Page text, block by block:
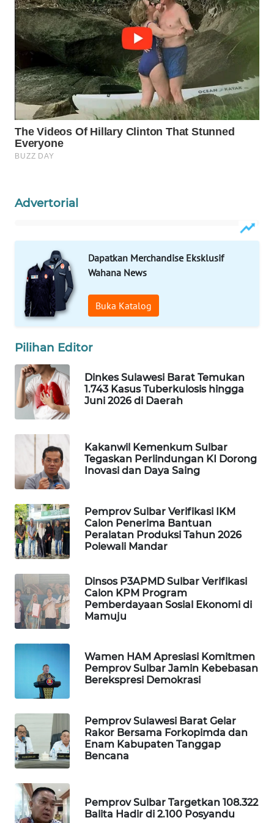
Advertorial
Dapatkan Merchandise Eksklusif
Wahana News
Buka Katalog
Pilihan Editor
Dinkes Sulawesi Barat Temukan
1.743 Kasus Tuberkulosis hingga
Juni 2026 di Daerah
Kakanwil Kemenkum Sulbar
Tegaskan Perlindungan KI Dorong
Inovasi dan Daya Saing
Pemprov Sulbar Verifikasi IKM
Calon Penerima Bantuan
Peralatan Produksi Tahun 2026
Polewali Mandar
Dinsos P3APMD Sulbar Verifikasi
Calon KPM Program
Pemberdayaan Sosial Ekonomi di
Mamuju
Wamen HAM Apresiasi Komitmen
Pemprov Sulbar Jamin Kebebasan
Berekspresi Demokrasi
Pemprov Sulawesi Barat Gelar
Rakor Bersama Forkopimda dan
Enam Kabupaten Tanggap
Bencana
Pemprov Sulbar Targetkan 108.322
Balita Hadir di 2.100 Posyandu
WAHANA
SPORT
WAHANA
UMKM
WAHANA
SELEB
WAHANA
HEALTH
WAHANA
DESA
WISATA
WAHANA
Wahana
Network
KONSUMEN
LISTRIK
KELISTRIKAN
WALINKI
ID
MAWAKA
ID
MARTABAT
NET
PLN
WATCH
LPKKI
LKKI
KOPEKLIN